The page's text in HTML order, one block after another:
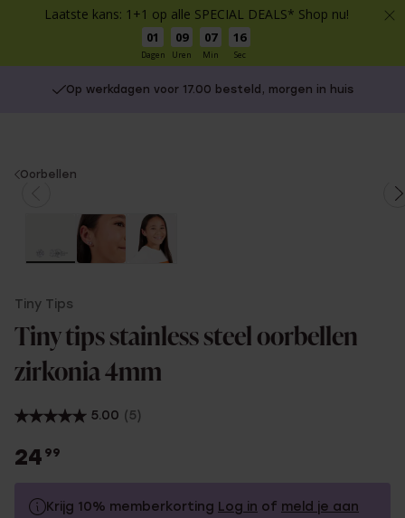
Laatste kans: 1+1 op alle SPECIAL DEALS* Shop nu!
01
Dagen
09
Uren
07
Min
16
Sec
Op werkdagen voor 17.00 besteld, morgen in huis
You
Oorbellen
Tiny Tips
Tiny tips stainless steel oorbellen
zirkonia 4mm
5.00 (5)
24 99
Krijg 10% memberkorting Log in of meld je aan